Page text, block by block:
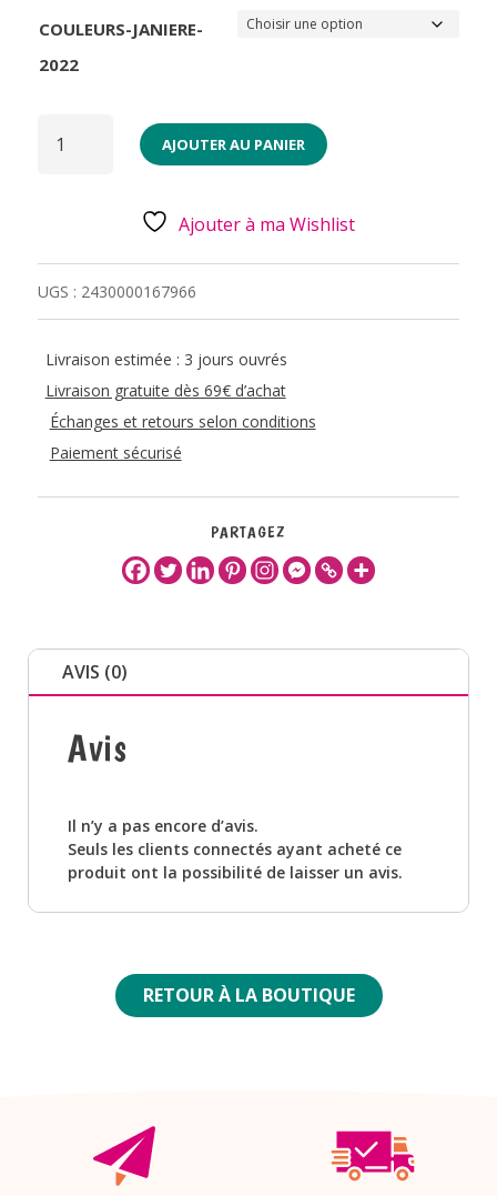
COULEURS-JANIERE-
2022
DE
SAC AJOUTER AU PANIER
Ajouter à ma Wishlist
UGS : 2430000167966
Livraison estimée : 3 jours ouvrés
Livraison gratuite dès 69€ d’achat
Échanges et retours selon conditions
Paiement sécurisé
PARTAGEZ
AVIS (0)
Avis
Il n’y a pas encore d’avis.
Seuls les clients connectés ayant acheté ce
produit ont la possibilité de laisser un avis.
RETOUR À LA BOUTIQUE